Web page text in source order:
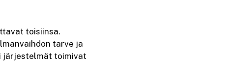
toisiinsa.
tarve ja
järjestelmät toimivat